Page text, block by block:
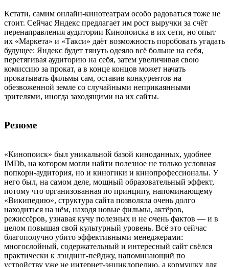
Кстати, самим онлайн-кинотеатрам особо радоваться тоже не
стоит. Сейчас Яндекс предлагает им рост выручки за счёт
перенаправления аудитории Кинопоиска в их сети, но опыт
их «Маркета» и «Такси» даёт возможность поробовать угадать
будущее: Яндекс будет тянуть одеяло всё больше на себя,
перетягивая аудиторию на себя, затем увеличивая свою
комиссию за прокат, а в конце концов может начать
прокатывать фильмы сам, оставив конкурентов на
обезвоженной земле со случайными неприкаянными
зрителями, иногда заходящими на их сайты.
Резюме
«Кинопоиск» был уникальной базой киноданных, удобнее
IMDb, на котором могли найти полезное не только условная
попкорн-аудитория, но и киногики и кинопрофессионалы. У
него был, на самом деле, мощный образовательный эффект,
потому что организованная по принципу, напоминающему
«Википедию», структура сайта позволяла очень долго
находиться на нём, находя новые фильмы, актёров,
режиссёров, узнавая кучу полезных и не очень фактов — и в
целом повышая свой культурный уровень. Всё это сейчас
благополучно убито эффективными менеджерами:
многослойный, содержательный и интересный сайт свёлся
практически к лэндинг-пейджу, напоминающий по
устройству уже не интернет-энциклопедию, а кормушку для